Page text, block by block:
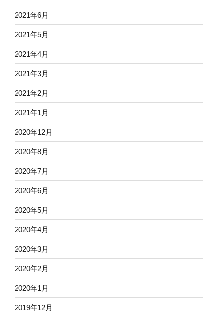
2021年6月
2021年5月
2021年4月
2021年3月
2021年2月
2021年1月
2020年12月
2020年8月
2020年7月
2020年6月
2020年5月
2020年4月
2020年3月
2020年2月
2020年1月
2019年12月